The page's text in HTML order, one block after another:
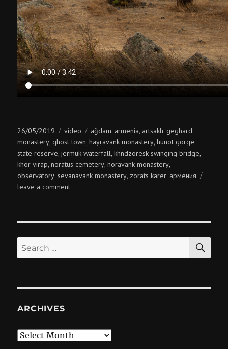
Posted
on
26/05/2019 Categories
video Tags
ağdam, armenia, artsakh,geghard
monastery,ghost town,hayravank monastery,hunot gorge
state reserve,jermuk waterfall,khndzoresk swinging bridge,
khor virap,noratus cemetery,noravank monastery,
observatory, sevanavank monastery, zorats karer, армения
leave a commenton
Search
for:
ARCHIVES
Archives